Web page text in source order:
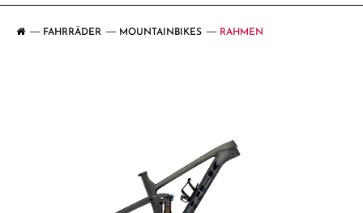
FAHRRÄDER MOUNTAINBIKES RAHMEN